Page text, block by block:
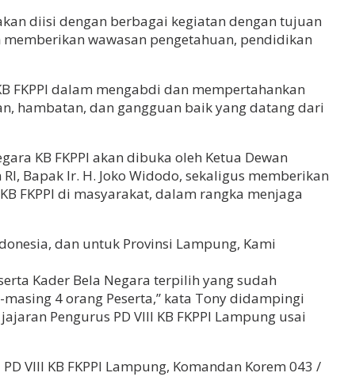
diisi dengan berbagai kegiatan dengan tujuan
wawasan pengetahuan, pendidikan
FKPPI dalam mengabdi dan mempertahankan
hambatan, dan gangguan baik yang datang dari
KB FKPPI akan dibuka oleh Ketua Dewan
Bapak Ir. H. Joko Widodo, sekaligus memberikan
FKPPI di masyarakat, dalam rangka menjaga
dan untuk Provinsi Lampung, Kami
Kader Bela Negara terpilih yang sudah
4 orang Peserta,” kata Tony didampingi
Pengurus PD VIII KB FKPPI Lampung usai
VIII KB FKPPI Lampung, Komandan Korem 043 /